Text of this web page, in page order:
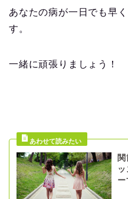
あなたの病が一日でも早
す。
一緒に頑張りましょう！
ー